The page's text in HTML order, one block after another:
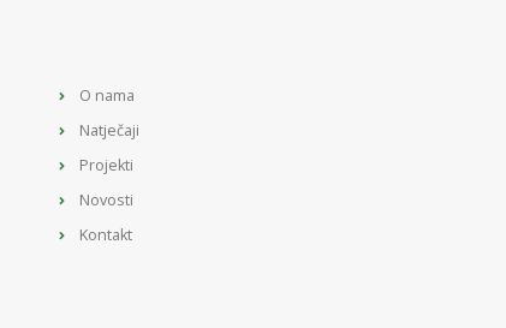
O nama
Natječaji
Projekti
Novosti
Kontakt